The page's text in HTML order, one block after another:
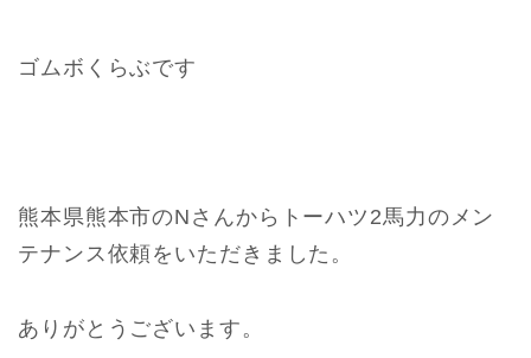
ゴムボくらぶです
熊本県熊本市のNさんからトーハツ2馬力のメン
テナンス依頼をいただきました。
ありがとうございます。